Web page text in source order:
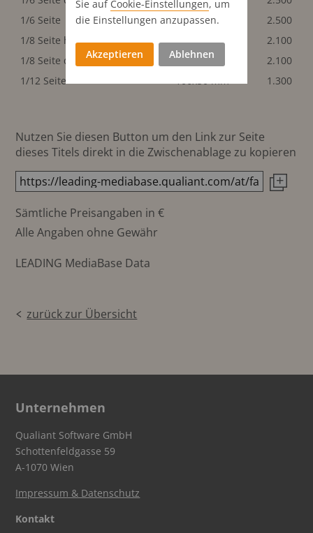
1/6 Seite
106x95 mm
2.500
1/8 Seite hoch
51x145 mm
2.100
1/8 Seite quer
106x70 mm
2.100
1/12 Seite
1.300
Nutzen Sie diesen Button um den Link zur Seite
dieses Titels direkt in die Zwischenablage zu kopieren
Sämtliche Preisangaben in €
Alle Angaben ohne Gewähr
LEADING MediaBase Data
zurück zur Übersicht
Unternehmen
Qualiant Software GmbH
Schottenfeldgasse 59
A-1070 Wien
Impressum & Datenschutz
Kontakt
Sie auf Cookie-Einstellungen, um
die Einstellungen anzupassen.
Akzeptieren Ablehnen